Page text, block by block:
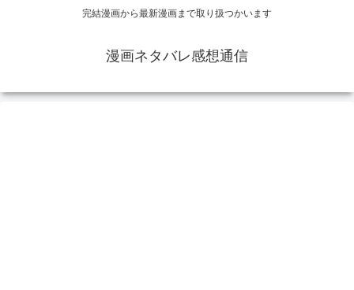
完結漫画から最新漫画まで取り扱つかいます
漫画ネタバレ感想通信